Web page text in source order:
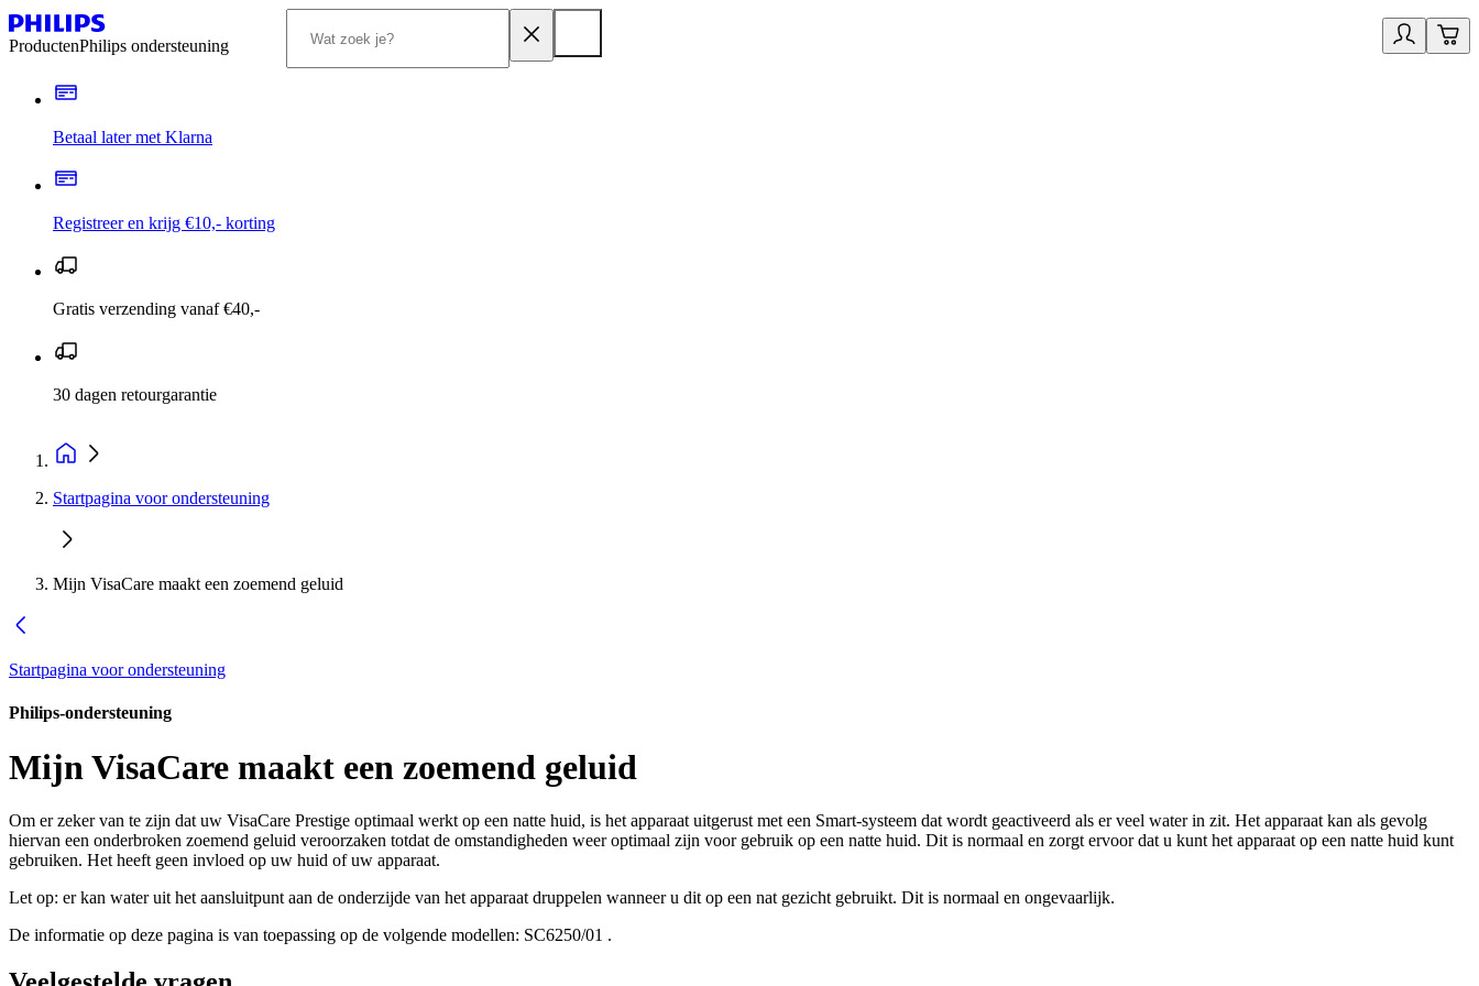
ProductenPhilips ondersteuning
Betaal later met Klarna
Registreer en krijg €10,- korting
Gratis verzending vanaf €40,-
30 dagen retourgarantie
Startpagina voor ondersteuning
Mijn VisaCare maakt een zoemend geluid
Startpagina voor ondersteuning
Philips-ondersteuning
Mijn VisaCare maakt een zoemend geluid
Om er zeker van te zijn dat uw VisaCare Prestige optimaal werkt op een natte huid, is het apparaat uitgerust met een Smart-systeem dat wordt geactiveerd als er veel water in zit. Het apparaat kan als gevolg
hiervan een onderbroken zoemend geluid veroorzaken totdat de omstandigheden weer optimaal zijn voor gebruik op een natte huid. Dit is normaal en zorgt ervoor dat u kunt het apparaat op een natte huid kunt
gebruiken. Het heeft geen invloed op uw huid of uw apparaat.
Let op: er kan water uit het aansluitpunt aan de onderzijde van het apparaat druppelen wanneer u dit op een nat gezicht gebruikt. Dit is normaal en ongevaarlijk.
De informatie op deze pagina is van toepassing op de volgende modellen: SC6250/01 .